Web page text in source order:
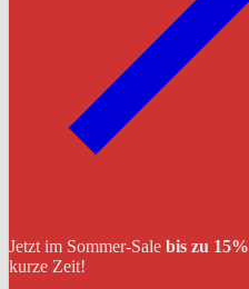
Jetzt im Sommer-Sale bis zu 15%
kurze Zeit!